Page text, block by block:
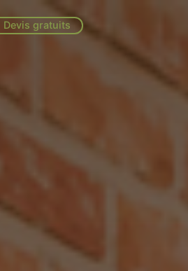
Devis gratuits